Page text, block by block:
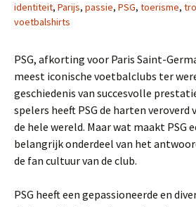
identiteit, Parijs, passie, PSG, toerisme,
voetbalshirts
PSG, afkorting voor Paris Saint-
meest iconische voetbalclubs ter
geschiedenis van succesvolle
spelers heeft PSG de harten
de hele wereld. Maar wat maakt PSG
belangrijk onderdeel van het
de fan cultuur van de club.
PSG heeft een gepassioneerde en